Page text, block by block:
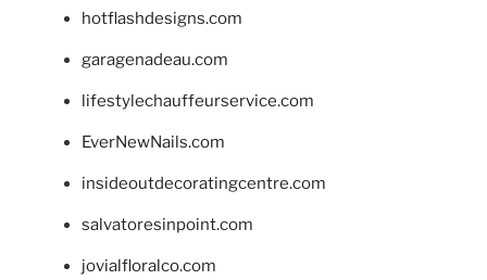
hotflashdesigns.com
garagenadeau.com
lifestylechauffeurservice.com
EverNewNails.com
insideoutdecoratingcentre.com
salvatoresinpoint.com
jovialfloralco.com